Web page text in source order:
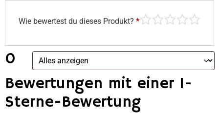
Wie bewertest du dieses Produkt? *
0
Bewertungen mit einer 1-
Sterne-Bewertung